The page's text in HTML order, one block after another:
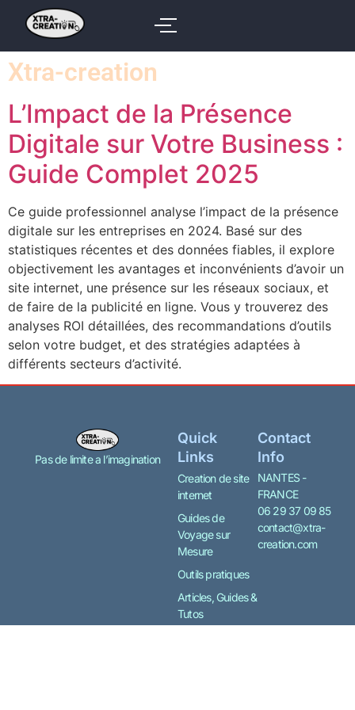
Xtra-creation
L’Impact de la Présence
Digitale sur Votre Business :
Guide Complet 2025
Ce guide professionnel analyse l’impact de la présence
digitale sur les entreprises en 2024. Basé sur des
statistiques récentes et des données fiables, il explore
objectivement les avantages et inconvénients d’avoir un
site internet, une présence sur les réseaux sociaux, et
de faire de la publicité en ligne. Vous y trouverez des
analyses ROI détaillées, des recommandations d’outils
selon votre budget, et des stratégies adaptées à
différents secteurs d’activité.
Pas de limite a l’imagination
Quick
Links
Creation de site
internet
Guides de
Voyage sur
Mesure
Outils pratiques
Articles, Guides &
Tutos
Contact
Info
NANTES -
FRANCE
06 29 37 09 85
contact@xtra-
creation.com